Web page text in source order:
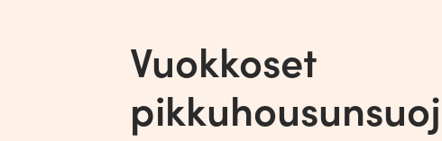
Siteet Pikkuhousunsuojat
Tarinamme FAQ
Vuokkoset